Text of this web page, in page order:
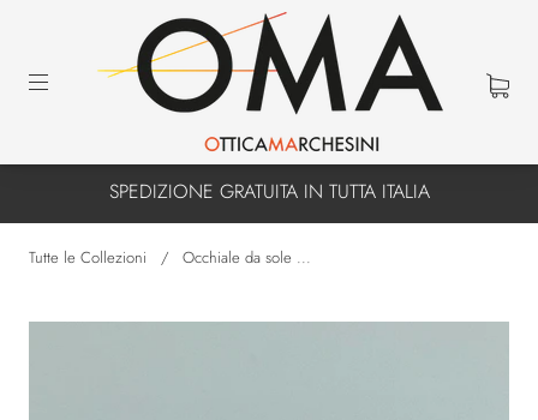
SPEDIZIONE GRATUITA IN TUTTA ITALIA
Tutte le Collezioni / Occhiale da sole ...